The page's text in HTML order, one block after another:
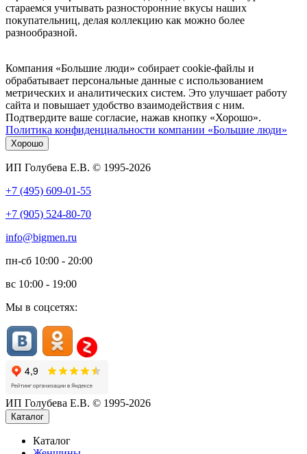
стараемся учитывать разносторонние вкусы наших
покупательниц, делая коллекцию как можно более
разнообразной.
Компания «Большие люди» собирает cookie-файлы и
обрабатывает персональные данные с использованием
метрических и аналитических систем. Это улучшает работу
сайта и повышает удобство взаимодействия с ним.
Подтвердите ваше согласие, нажав кнопку «Хорошо».
Политика конфиденциальности компании «Большие люди»
Хорошо
ИП Голубева Е.В. © 1995-2026
+7 (495) 609-01-55
+7 (905) 524-80-70
info@bigmen.ru
пн-сб 10:00 - 20:00
вс 10:00 - 19:00
Мы в соцсетях:
ИП Голубева Е.В. © 1995-2026
Каталог
Каталог